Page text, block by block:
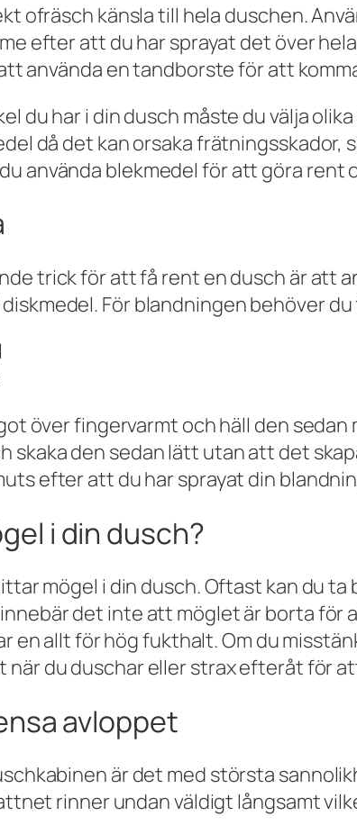
ofräsch känsla till hela duschen.
efter att du har sprayat det över
använda en tandborste för att
du har i din dusch måste du välja
då det kan orsaka frätningsskador,
använda blekmedel för att göra rent
trick för att få rent en dusch är att
För blandningen behöver
över fingervarmt och häll den
skaka den sedan lätt utan att det
efter att du har sprayat din
i din dusch?
mögel i din dusch. Oftast kan du
det inte att möglet är borta för
en allt för hög fukthalt. Om du
när du duschar eller strax efteråt för
avloppet
är det med största
rinner undan väldigt långsamt